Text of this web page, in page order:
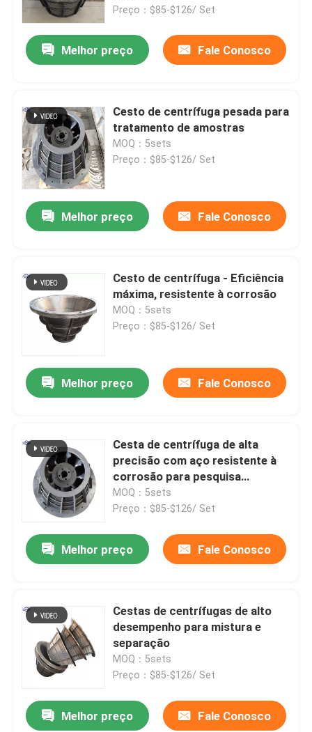
Preço：$85-$126/ Set
Melhor preço Fale Conosco
Cesto de centrífuga pesada para
tratamento de amostras
MOQ：5sets
Preço：$85-$126/ Set
Melhor preço Fale Conosco
Cesto de centrífuga - Eficiência
máxima, resistente à corrosão
MOQ：5sets
Preço：$85-$126/ Set
Melhor preço Fale Conosco
Cesta de centrífuga de alta
precisão com aço resistente à
corrosão para pesquisa
biológica
MOQ：5sets
Preço：$85-$126/ Set
Melhor preço Fale Conosco
Cestas de centrífugas de alto
desempenho para mistura e
separação
MOQ：5sets
Preço：$85-$126/ Set
Melhor preço Fale Conosco